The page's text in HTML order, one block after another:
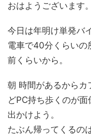
おはようございます
今日は年明け単発バ
電車で40分くらいの
前くらいから。
朝 時間があるからカ
どPC持ち歩くのが
出かけよう。
たぶん帰ってくるの